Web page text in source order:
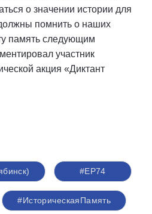
о значении истории для
помнить о наших
память следующим
участник
акция «Диктант
#ЕР74
#ИсторическаяПамять